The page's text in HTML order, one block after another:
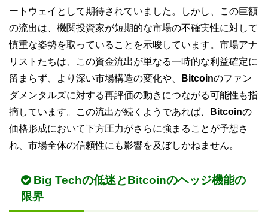
ートウェイとして期待されていました。しかし、この巨額
の流出は、機関投資家が短期的な市場の不確実性に対して
慎重な姿勢を取っていることを示唆しています。市場アナ
リストたちは、この資金流出が単なる一時的な利益確定に
留まらず、より深い市場構造の変化や、
Bitcoinのファン
ダメンタルズに対する再評価の動きにつながる可能性も指
摘しています。この流出が続くようであれば、
Bitcoinの
価格形成において下方圧力がさらに強まることが予想さ
れ、市場全体の信頼性にも影響を及ぼしかねません。
Big Techの低迷とBitcoinのヘッジ機能の
限界